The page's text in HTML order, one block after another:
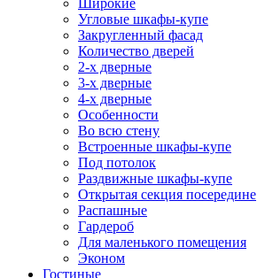
Широкие
Угловые шкафы-купе
Закругленный фасад
Количество дверей
2-х дверные
3-х дверные
4-х дверные
Особенности
Во всю стену
Встроенные шкафы-купе
Под потолок
Раздвижные шкафы-купе
Открытая секция посередине
Распашные
Гардероб
Для маленького помещения
Эконом
Гостиные